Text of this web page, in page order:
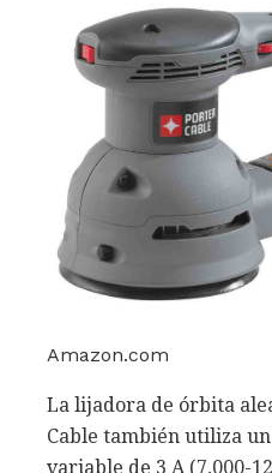
Amazon.com
La lijadora de órbita
Cable también utiliza
variable de 3 A (7,000-